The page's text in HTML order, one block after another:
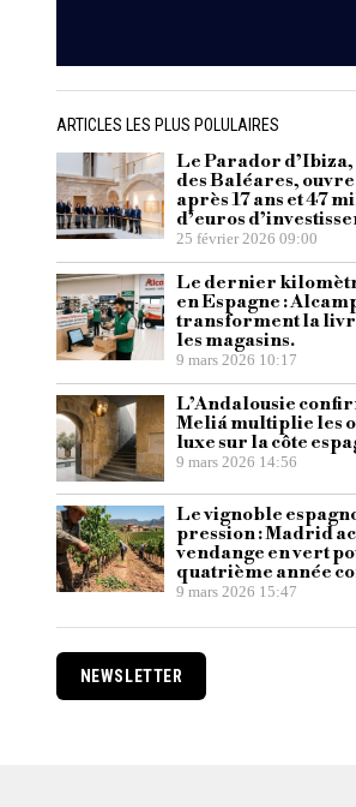
ARTICLES LES PLUS POLULAIRES
Le Parador
des Baléares, ouvre
après 17 ans et 47
d’euros
25 février 2026 09:00
Le dernier
en Espagne :
transforment la
les magasins.
9 mars 2026 10:17
L’Andalousie
Meliá multiplie les
luxe sur la côte
9 mars 2026 14:56
Le vignoble
pression : Madrid
vendange en vert
quatrième année
9 mars 2026 15:47
NEWSLETTER